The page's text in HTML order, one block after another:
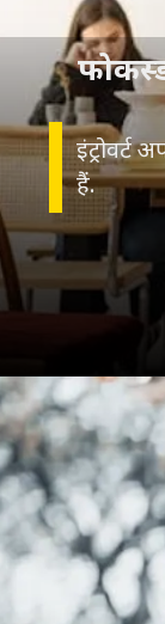
इंट्रोवर्ट
हैं.